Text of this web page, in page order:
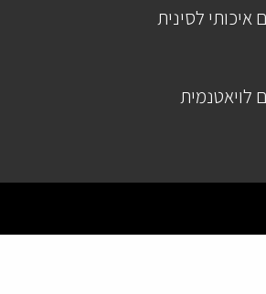
איכותי לסינית
לויאטנמית